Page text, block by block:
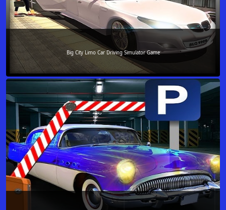
Big City Limo Car Driving Simulator Game